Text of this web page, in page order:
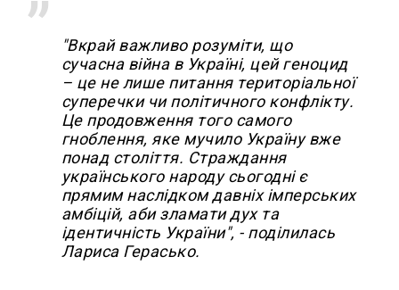
"Вкрай важливо розуміти, що
сучасна війна в Україні, цей геноцид
– це не лише питання територіальної
суперечки чи політичного конфлікту.
Це продовження того самого
гноблення, яке мучило Україну вже
понад століття. Страждання
українського народу сьогодні є
прямим наслідком давніх імперських
амбіцій, аби зламати дух та
ідентичність України", - поділилась
Лариса Герасько.